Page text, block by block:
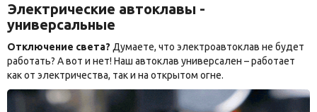
Электрические автоклавы -
универсальные
Отключение света? Думаете, что электроавтоклав не будет
работать? А вот и нет! Наш автоклав универсален – работает
как от электричества, так и на открытом огне.